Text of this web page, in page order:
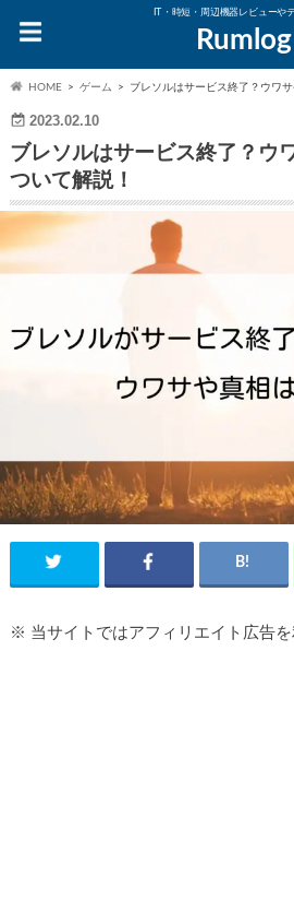
IT・時短・周辺機器レビューや
Rumlog
HOME ゲーム ブレソルはサービス終了？ウワ
2023.02.10
ブレソルはサービス終了？ウ
ついて解説！
※ 当サイトではアフィリエイト広告